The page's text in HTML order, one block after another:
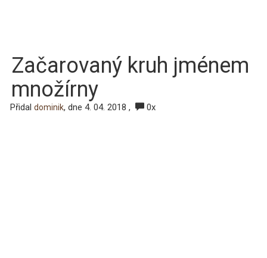
Začarovaný kruh jménem
množírny
Přidal dominik, dne 4. 04. 2018 , 0x